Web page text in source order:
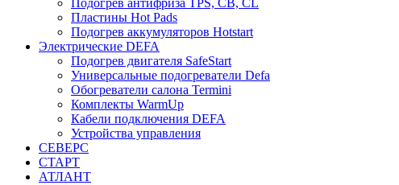
Пластины Hot Pads
Подогрев аккумуляторов Hotstart
Электрические DEFA
Подогрев двигателя SafeStart
Универсальные подогреватели Defa
Обогреватели салона Termini
Комплекты WarmUp
Кабели подключения DEFA
Устройства управления
СЕВЕРС
СТАРТ
АТЛАНТ